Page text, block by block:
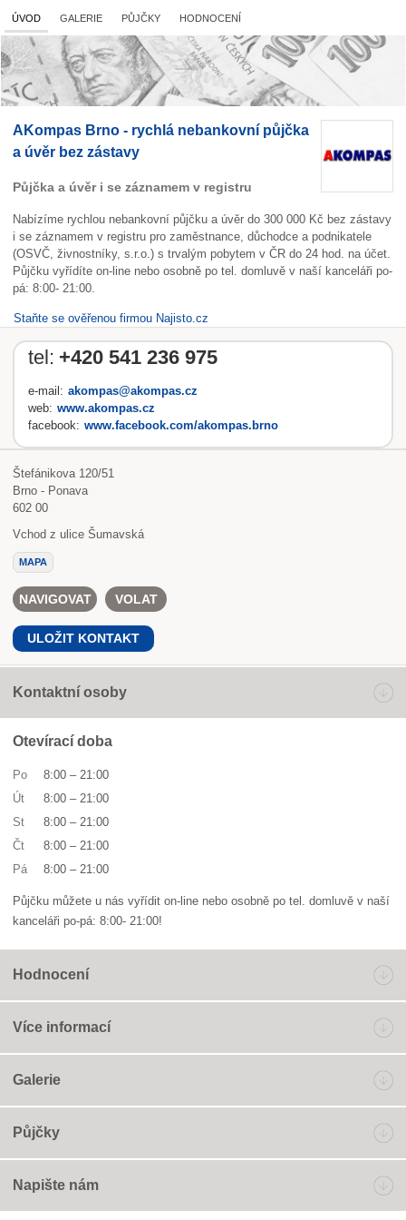
ÚVOD GALERIE PŮJČKY HODNOCENÍ
AKompas Brno - rychlá nebankovní půjčka
a úvěr bez zástavy
Půjčka a úvěr i se záznamem v registru
Nabízíme rychlou nebankovní půjčku a úvěr do 300 000 Kč bez zástavy
i se záznamem v registru pro zaměstnance, důchodce a podnikatele
(OSVČ, živnostníky, s.r.o.) s trvalým pobytem v ČR do 24 hod. na účet.
Půjčku vyřídíte on-line nebo osobně po tel. domluvě v naší kanceláři po-
pá: 8:00- 21:00.
Staňte se ověřenou firmou Najisto.cz
tel: +420 541 236 975
e-mail: akompas@akompas.cz
web: www.akompas.cz
facebook: www.facebook.com/akompas.brno
Štefánikova 120/51
Brno - Ponava
602 00
Vchod z ulice Šumavská
MAPA
NAVIGOVAT VOLAT
ULOŽIT KONTAKT
Kontaktní osoby
Otevírací doba
Po 8:00 – 21:00
Út
8:00 – 21:00
St
8:00 – 21:00
Čt
8:00 – 21:00
Pá
8:00 – 21:00
Půjčku můžete u nás vyřídit on-line nebo osobně po tel. domluvě v naší
kanceláři po-pá: 8:00- 21:00!
Hodnocení
Více informací
Galerie
Půjčky
Napište nám